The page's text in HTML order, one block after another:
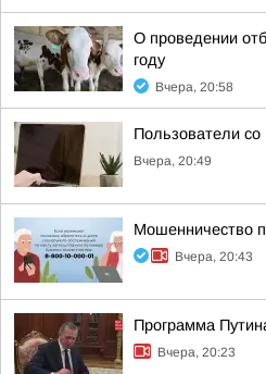
О проведении
году
Вчера, 20:58
Пользователи
Вчера, 20:49
Мошенничество
Вчера, 20:43
Программа
Вчера, 20:23